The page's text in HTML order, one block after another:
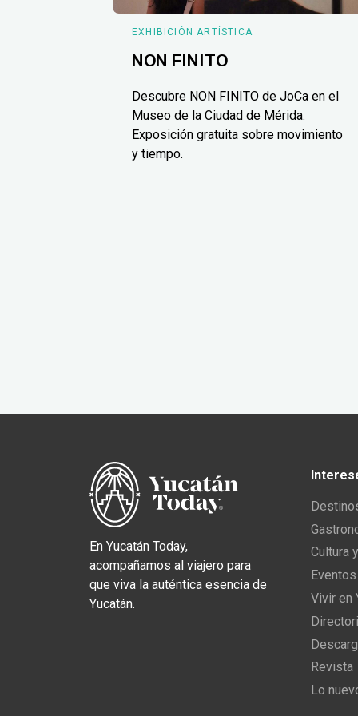
EXHIBICIÓN ARTÍSTICA
NON FINITO
Descubre NON FINITO de JoCa en el
Museo de la Ciudad de Mérida.
Exposición gratuita sobre movimiento
y tiempo.
En Yucatán Today,
acompañamos al viajero para
que viva la auténtica esencia de
Yucatán.
Cultura
Vivir en
Revista
Lo